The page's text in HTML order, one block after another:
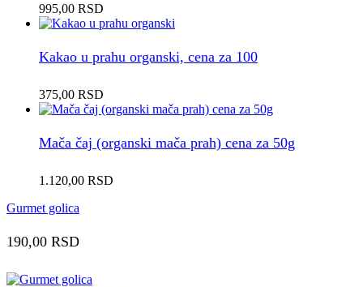
995,00 RSD
Kakao u prahu organski, cena za 100
375,00 RSD
Mača čaj (organski mača prah) cena za 50g
1.120,00 RSD
Gurmet golica
190,00 RSD